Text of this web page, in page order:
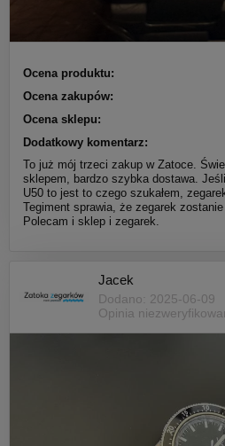
Ocena produktu:
Ocena zakupów:
Ocena sklepu:
Dodatkowy komentarz:
To już mój trzeci zakup w Zatoce.
sklepem, bardzo szybka dostawa.
U50 to jest to czego szukałem,
Tegiment sprawia, że zegarek zostanie
Polecam i sklep i zegarek.
Jacek
Dodano: 2025-06-09
Opinia